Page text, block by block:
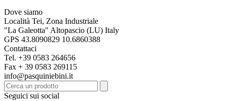
Dove siamo
Località Tei, Zona Industriale
"La Galeotta" Altopascio (LU) Italy
GPS 43.8090829 10.6860388
Contattaci
Tel. +39 0583 264656
Fax + 39 0583 269115
info@pasquiniebini.it
Seguici sui social